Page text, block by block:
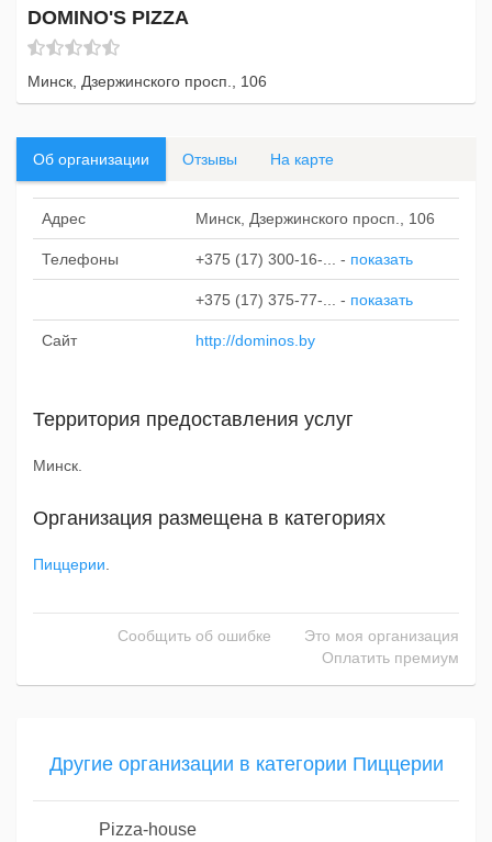
DOMINO'S PIZZA
Минск, Дзержинского просп., 106
Об организации Отзывы На карте
Адрес Минск, Дзержинского просп., 106
Телефоны +375 (17) 300-16-... - показать
+375 (17) 375-77-... - показать
Сайт http://dominos.by
Территория предоставления услуг
Минск.
Организация размещена в категориях
Пиццерии
Сообщить об ошибке
Это моя организация
Оплатить премиум
Другие организации в категории Пиццерии
Pizza-house